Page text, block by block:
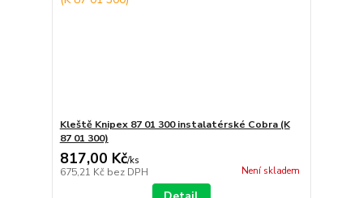
Kleště Knipex 87 01 300 instalatérské Cobra (K
87 01 300)
817,00 Kč/ks
675,21 Kč bez DPH Není skladem